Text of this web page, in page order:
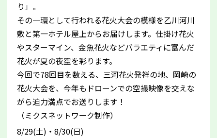
り」。
その一環として行われる花火大会の模様を乙川河川
敷と第一ホテル屋上からお届けします。仕掛け花火
やスターマイン、金魚花火などバラエティに富んだ
花火が夏の夜空を彩ります。
今回で78回目を数える、三河花火発祥の地、岡崎の
花火大会を、今年もドローンでの空撮映像を交えな
がら迫力満点でお送りします！
（ミクスネットワーク制作）
8/29(土)・8/30(日)